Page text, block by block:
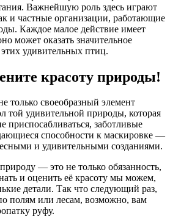
Важнейшую роль здесь играют
и частные организации, работающие
Каждое малое действие имеет
может оказать значительное
удивительных птиц.
красоту природы!
только своеобразный элемент
той удивительной природы, которая
приспосабливаться, заботливые
способности к маскировке —
и удивительными созданиями.
— это не только обязанность,
и оценить её красоту мы можем,
детали. Так что следующий раз,
полям или лесам, возможно, вам
руфу.